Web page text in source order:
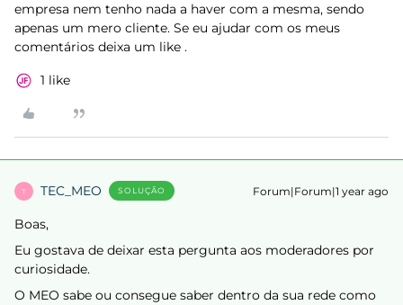
empresa nem tenho nada a haver com a mesma, sendo
apenas um mero cliente. Se eu ajudar com os meus
comentários deixa um like .
1 like
T TEC_MEO SOLUÇÃO Forum|Forum|1 year ago
Boas,
Eu gostava de deixar esta pergunta aos moderadores por
curiosidade.
O MEO sabe ou consegue saber dentro da sua rede como